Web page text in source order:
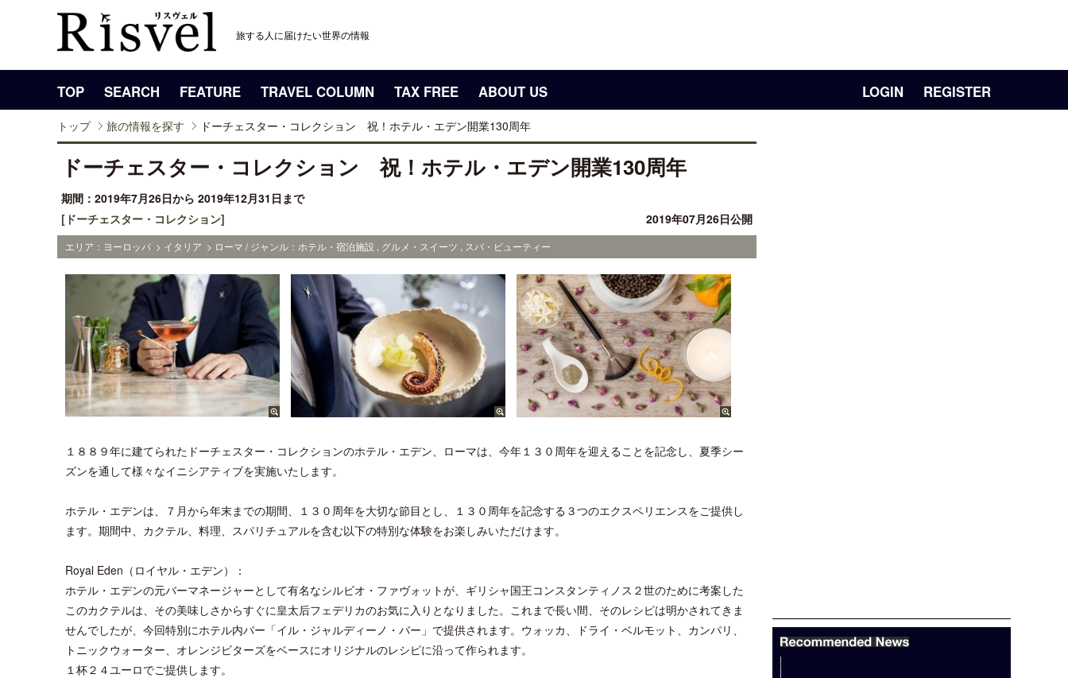
旅する人に届けたい世界の情報
TOP SEARCH FEATURE TRAVEL COLUMN TAX FREE ABOUT US LOGIN REGISTER
トップ 旅の情報を探す ドーチェスター・コレクション 祝！ホテル・エデン開業130周年
ドーチェスター・コレクション 祝！ホテル・エデン開業130周年
期間：2019年7月26日から 2019年12月31日まで
[ドーチェスター・コレクション]
2019年07月26日公開
エリア：ヨーロッパ > イタリア > ローマ / ジャンル：ホテル・宿泊施設 , グルメ・スイーツ , スパ・ビューティー
１８８９年に建てられたドーチェスター・コレクションのホテル・エデン、ローマは、今年１３０周年を迎えることを記念し、夏季シー
ズンを通して様々なイニシアティブを実施いたします。
ホテル・エデンは、７月から年末までの期間、１３０周年を大切な節目とし、１３０周年を記念する３つのエクスペリエンスをご提供し
ます。期間中、カクテル、料理、スパリチュアルを含む以下の特別な体験をお楽しみいただけます。
Royal Eden（ロイヤル・エデン）：
ホテル・エデンの元バーマネージャーとして有名なシルビオ・ファヴォットが、ギリシャ国王コンスタンティノス２世のために考案した
このカクテルは、その美味しさからすぐに皇太后フェデリカのお気に入りとなりました。これまで長い間、そのレシピは明かされてきま
せんでしたが、今回特別にホテル内バー「イル・ジャルディーノ・バー」で提供されます。ウォッカ、ドライ・ベルモット、カンパリ、
トニックウォーター、オレンジビターズをベースにオリジナルのレシピに沿って作られます。
１杯２４ユーロでご提供します。